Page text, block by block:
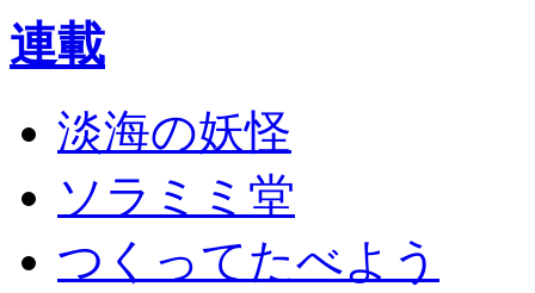
連載
淡海の妖怪
ソラミミ堂
つくってたべよう